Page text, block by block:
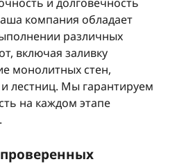
компания обладает
различных
включая заливку
монолитных стен,
лестниц. Мы гарантируем
на каждом этапе